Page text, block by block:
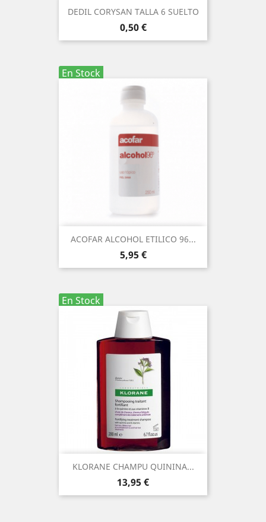
DEDIL CORYSAN TALLA 6 SUELTO
Precio
0,50 €
En Stock
ACOFAR ALCOHOL ETILICO 96...
Precio
5,95 €
En Stock
KLORANE CHAMPU QUININA...
Precio
13,95 €